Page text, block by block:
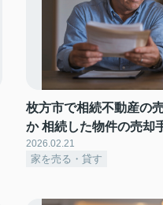
枚方市で相続不動産の
か 相続した物件の売却
2026.02.21
家を売る・貸す